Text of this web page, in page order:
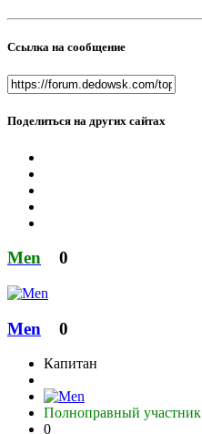
Ссылка на сообщение
Поделиться на других сайтах
Men 0
Men 0
Капитан
Полноправный участник
0